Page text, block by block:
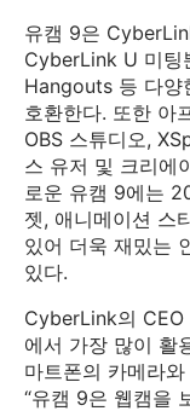
유캠 9은
CyberLink U 미팅
Hangouts 등 다양
호환한다. 또한 아
OBS 스튜디오,
스 유저 및 크리에
로운 유캠 9에는
젯, 애니메이션 스
있어 더욱 재밌는
있다.
CyberLink의 CEO
에서 가장 많이 활
마트폰의 카메라
“유캠 9은 웹캠을